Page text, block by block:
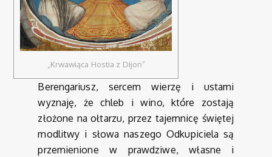
„Krwawiąca Hostia z Dijon”
Berengariusz, sercem wierzę i ustami
wyznaję, że chleb i wino, które zostają
złożone na ołtarzu, przez tajemnicę świętej
modlitwy i słowa naszego Odkupiciela są
przemienione w prawdziwe, własne i